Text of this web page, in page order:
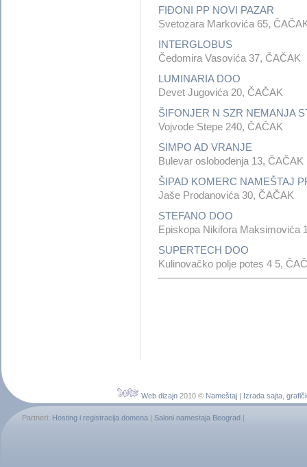
FIĐONI PP NOVI PAZAR
Svetozara Markovića 65,
INTERGLOBUS
Čedomira Vasovića 37, ČAČAK
LUMINARIA DOO
Devet Jugovića 20, ČAČAK
ŠIFONJER N SZR NEMANJA
Vojvode Stepe 240, ČAČAK
SIMPO AD VRANJE
Bulevar oslobođenja 13, ČAČAK
ŠIPAD KOMERC NAMEŠTAJ
Jaše Prodanovića 30, ČAČAK
STEFANO DOO
Episkopa Nikifora Maksimovića
SUPERTECH DOO
Kulinovačko polje potes 4 5,
Web dizajn 2010 © Nameštaj Izrada sajta,
Partneri: Hosting i registracija domena Saloni namestaja Beograd